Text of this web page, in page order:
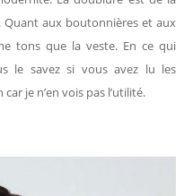
aux boutonnières et aux
tons que la veste. En ce qui
le savez si vous avez lu les
je n’en vois pas l’utilité.